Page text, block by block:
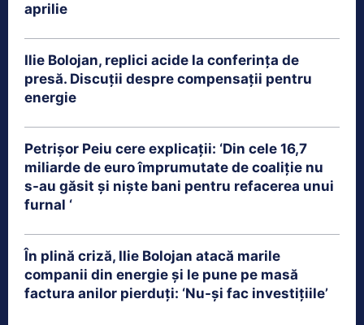
aprilie
Ilie Bolojan, replici acide la conferința de
presă. Discuții despre compensații pentru
energie
Petrişor Peiu cere explicații: ‘Din cele 16,7
miliarde de euro împrumutate de coaliţie nu
s-au găsit şi nişte bani pentru refacerea unui
furnal ‘
În plină criză, Ilie Bolojan atacă marile
companii din energie și le pune pe masă
factura anilor pierduți: ‘Nu-și fac investițiile’